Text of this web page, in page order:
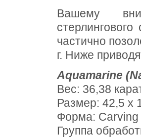
Вашему вниманию предлагается брошь/кулон из
частично
г. Ниже
Aquamarine
Вес: 36,38
Размер: 42,5 х
Форма: Carving
Группа